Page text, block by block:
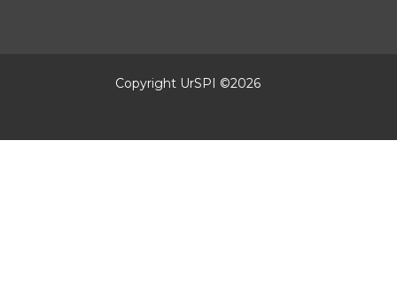
Copyright UrSPI ©2026